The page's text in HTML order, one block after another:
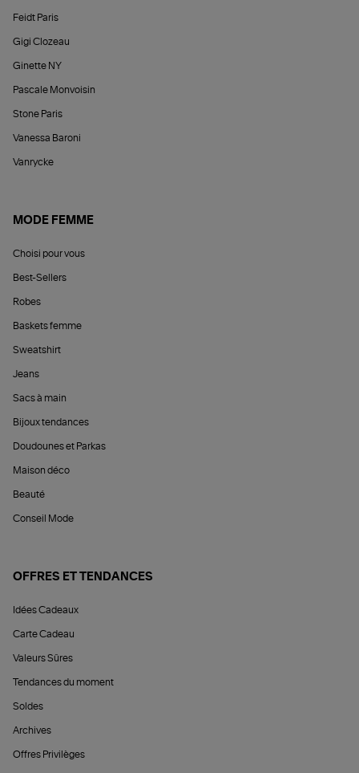
Feidt Paris
Gigi Clozeau
Ginette NY
Pascale Monvoisin
Stone Paris
Vanessa Baroni
Vanrycke
MODE FEMME
Choisi pour vous
Best-Sellers
Robes
Baskets femme
Sweatshirt
Jeans
Sacs à main
Bijoux tendances
Doudounes et Parkas
Maison déco
Beauté
Conseil Mode
OFFRES ET TENDANCES
Idées Cadeaux
Carte Cadeau
Valeurs Sûres
Tendances du moment
Soldes
Archives
Offres Privilèges